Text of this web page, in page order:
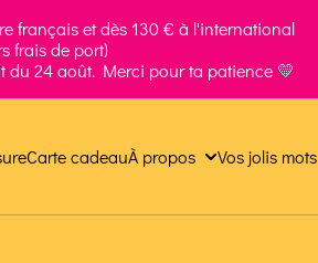
français et dès 130 € à l'international
frais de port)
du 24 août. Merci pour ta patience 💛
Carte cadeauÀ propos Vos jolis mots